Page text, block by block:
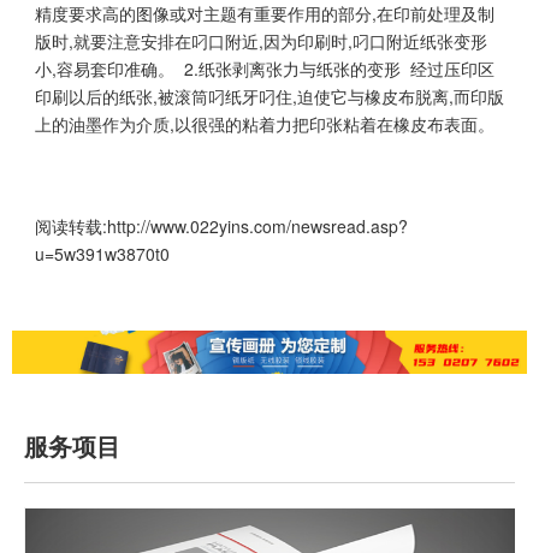
精度要求高的图像或对主题有重要作用的部分,在印前处理及制
版时,就要注意安排在叼口附近,因为印刷时,叼口附近纸张变形
小,容易套印准确。 2.纸张剥离张力与纸张的变形 经过压印区
印刷以后的纸张,被滚筒叼纸牙叼住,迫使它与橡皮布脱离,而印版
上的油墨作为介质,以很强的粘着力把印张粘着在橡皮布表面。
阅读转载:http://www.022yins.com/newsread.asp?
u=5w391w3870t0
服务项目